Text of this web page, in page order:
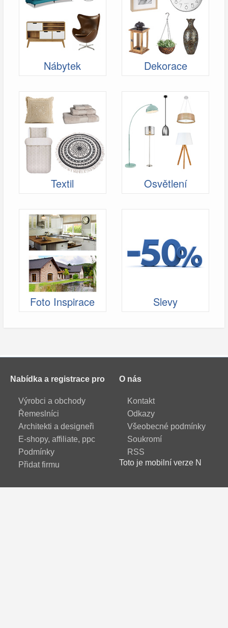
Nábytek Dekorace
Textil Osvětlení
Foto Inspirace Slevy
Nabídka a registrace pro
Výrobci a obchody
Řemeslníci
Architekti a designeři
E-shopy, affiliate, ppc
Podmínky
Přidat firmu
O nás
Kontakt
Odkazy
Všeobecné podmínky
Soukromí
RSS
Toto je mobilní verze N